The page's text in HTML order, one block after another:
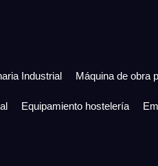
Industrial Máquina de obra
Equipamiento hostelería